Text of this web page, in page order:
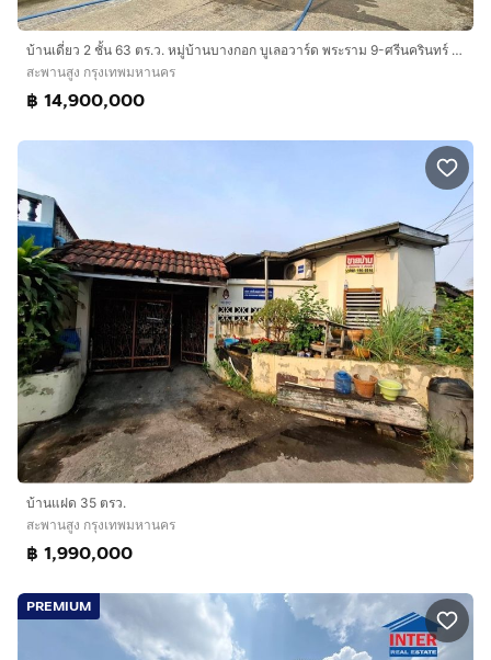
บ้านเดี่ยว 2 ชั้น 63 ตร.ว. หมู่บ้านบางกอก บูเลอวาร์ด พระราม 9-ศรีนครินทร์ ซอยกรุงเทพกรีฑา ถนนสรีนครินทร์ ถนนรามคำแหง เขตสะพานสูง กรุงเทพ
สะพานสูง กรุงเทพมหานคร
฿ 14,900,000
บ้านแฝด 35 ตรว.
สะพานสูง กรุงเทพมหานคร
฿ 1,990,000
PREMIUM